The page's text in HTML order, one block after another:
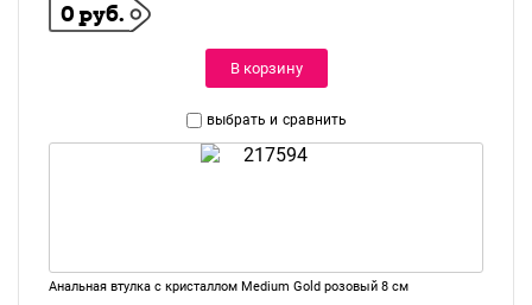
0 руб.
В корзину
выбрать и сравнить
Анальная втулка с кристаллом Medium Gold розовый 8 см